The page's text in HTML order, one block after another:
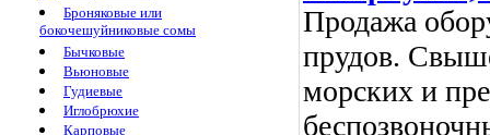
Броняковые или
бокочешуйниковые сомы
Бычковые
Вьюновые
Гудиевые
Иглобрюхие
Карповые
Продажа
прудов.
морских и